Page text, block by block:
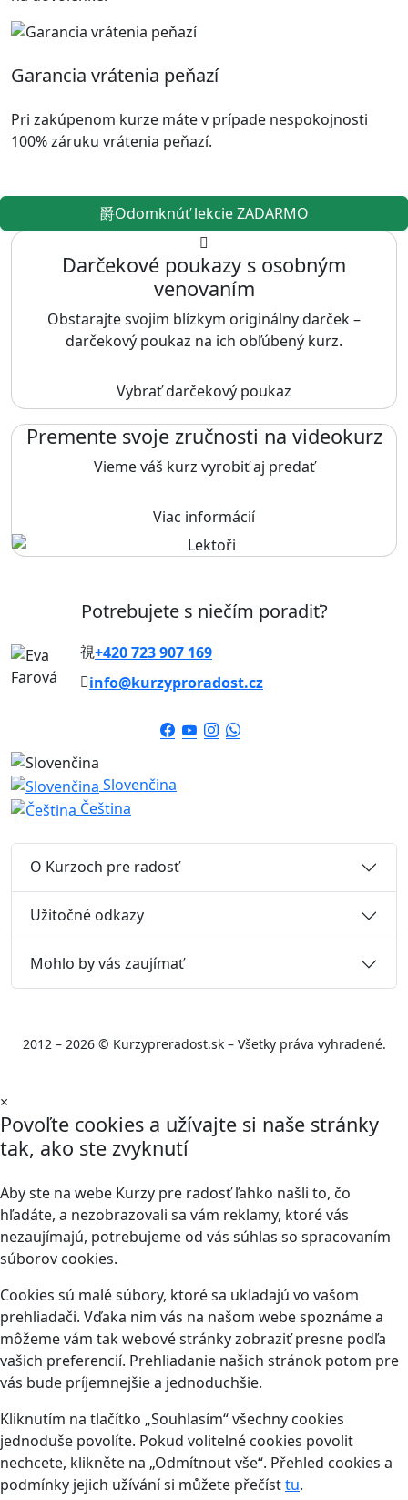
Garancia vrátenia peňazí
Pri zakúpenom kurze máte v prípade nespokojnosti
100% záruku vrátenia peňazí.
Odomknúť lekcie ZADARMO
Darčekové poukazy s osobným
venovaním
Obstarajte svojim blízkym originálny darček –
darčekový poukaz na ich obľúbený kurz.
Vybrať darčekový poukaz
Premente svoje zručnosti na videokurz
Vieme váš kurz vyrobiť aj predať
Viac informácií
Potrebujete s niečím poradiť?
+420 723 907 169
info@kurzyproradost.cz
Slovenčina
Čeština
O Kurzoch pre radosť
Užitočné odkazy
Mohlo by vás zaujímať
2012 – 2026 © Kurzypreradost.sk – Všetky práva vyhradené.
×
Povoľte cookies a užívajte si naše stránky
tak, ako ste zvyknutí
Aby ste na webe Kurzy pre radosť ľahko našli to, čo
hľadáte, a nezobrazovali sa vám reklamy, ktoré vás
nezaujímajú, potrebujeme od vás súhlas so spracovaním
súborov cookies.
Cookies sú malé súbory, ktoré sa ukladajú vo vašom
prehliadači. Vďaka nim vás na našom webe spoznáme a
môžeme vám tak webové stránky zobraziť presne podľa
vašich preferencií. Prehliadanie našich stránok potom pre
vás bude príjemnejšie a jednoduchšie.
Kliknutím na tlačítko „Souhlasím“ všechny cookies
jednoduše povolíte. Pokud volitelné cookies povolit
nechcete, klikněte na „Odmítnout vše“. Přehled cookies a
podmínky jejich užívání si můžete přečísttu.